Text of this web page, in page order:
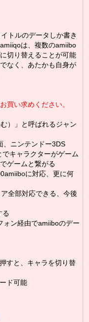
トルのデータしか書き
は、複数のamiibo
切り替えることが可能
なく、あたかも自身が
買い求めください。
）」と呼ばれるジャン
、ニンテンドー3DS
キャラクターがゲーム
ゲームと繋がる
に対応、更に何
全部対応できる、今後
る
ン経由でamiiboのデー
すと、キャラを切り替
ド可能